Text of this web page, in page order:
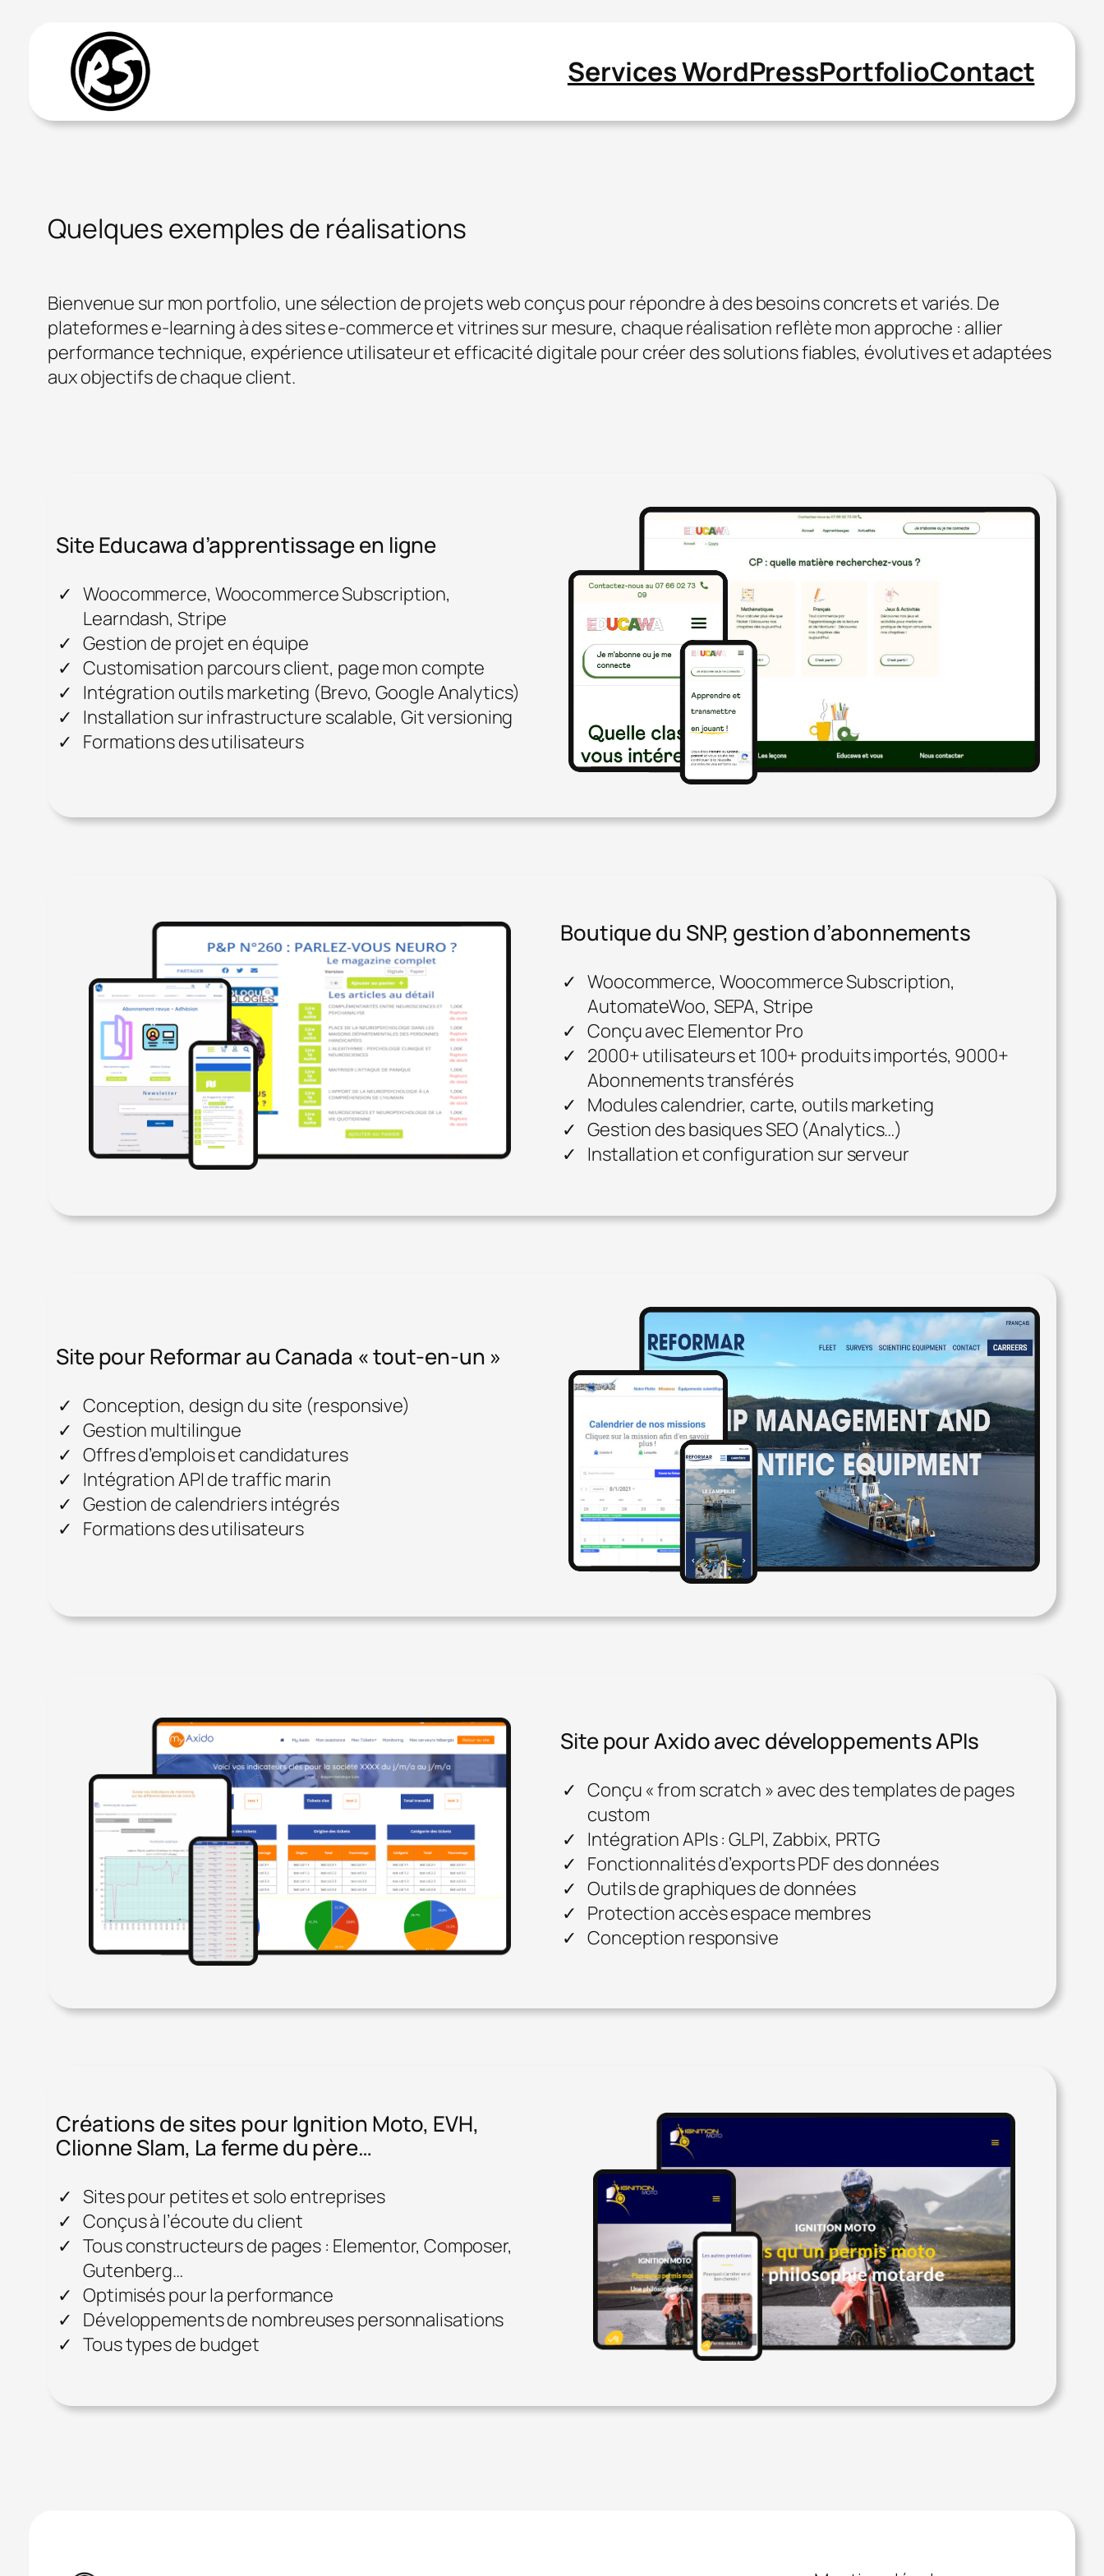
contenu
Services WordPressPortfolioContact
Quelques exemples de réalisations
Bienvenue sur mon portfolio, une sélection de projets web conçus pour répondre à des besoins concrets et variés. De
plateformes e-learning à des sites e-commerce et vitrines sur mesure, chaque réalisation reflète mon approche : allier
performance technique, expérience utilisateur et efficacité digitale pour créer des solutions fiables, évolutives et adaptées
aux objectifs de chaque client.
Site Educawa d’apprentissage en ligne
Woocommerce, Woocommerce Subscription,
Learndash, Stripe
Gestion de projet en équipe
Customisation parcours client, page mon compte
Intégration outils marketing (Brevo, Google Analytics)
Installation sur infrastructure scalable, Git versioning
Formations des utilisateurs
Boutique du SNP, gestion d’abonnements
Woocommerce, Woocommerce Subscription,
AutomateWoo, SEPA, Stripe
Conçu avec Elementor Pro
2000+ utilisateurs et 100+ produits importés, 9000+
Abonnements transférés
Modules calendrier, carte, outils marketing
Gestion des basiques SEO (Analytics…)
Installation et configuration sur serveur
Site pour Reformar au Canada « tout-en-un »
Conception, design du site (responsive)
Gestion multilingue
Offres d’emplois et candidatures
Intégration API de traffic marin
Gestion de calendriers intégrés
Formations des utilisateurs
Site pour Axido avec développements APIs
Conçu « from scratch » avec des templates de pages
custom
Intégration APIs : GLPI, Zabbix, PRTG
Fonctionnalités d’exports PDF des données
Outils de graphiques de données
Protection accès espace membres
Conception responsive
Créations de sites pour Ignition Moto, EVH,
Clionne Slam, La ferme du père…
Sites pour petites et solo entreprises
Conçus à l’écoute du client
Tous constructeurs de pages : Elementor, Composer,
Gutenberg…
Optimisés pour la performance
Développements de nombreuses personnalisations
Tous types de budget